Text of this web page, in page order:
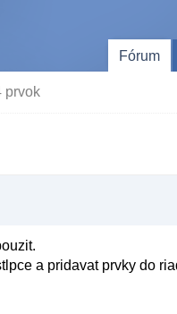
Fórum
prvok
a pridavat prvky do